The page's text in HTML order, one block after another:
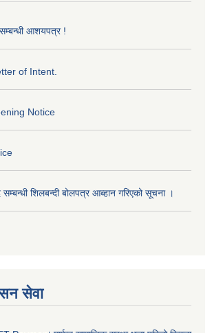
आशयपत्र !
of Intent.
Notice
सम्बन्धी शिलबन्दी बोलपत्र आब्हान गरिएको सूचना ।
सेवा